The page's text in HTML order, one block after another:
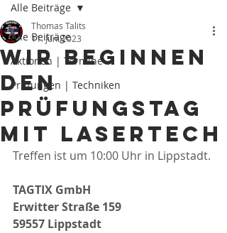
Alle Beiträge
Aktionen | Termine
Prüfungen | Techniken
Alle Beiträge
Wir beginnen
den
Prüfungstag
mit lasertech
Thomas Talits
11. Juni 2023
Treffen ist um 10:00 Uhr in Lippstadt.
TAGTIX GmbH
Erwitter Straße 159
59557 Lippstadt